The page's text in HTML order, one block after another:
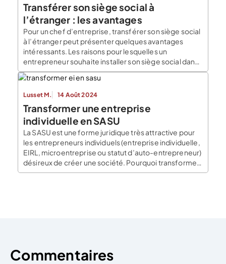
Transférer son siège social à
l’étranger : les avantages
Pour un chef d’entreprise, transférer son siège social
à l’étranger peut présenter quelques avantages
intéressants. Les raisons pour lesquelles un
entrepreneur souhaite installer son siège social dans
un pays étrangers peuvent être multiples. Il est par
exemple possible de profiter d’avantages fiscaux et
législatifs ou de conférer une certaine image de
marque à l’entreprise en […]
Lusset M. 14 Août 2024
Transformer une entreprise
individuelle en SASU
La SASU est une forme juridique très attractive pour
les entrepreneurs individuels (entreprise individuelle,
EIRL, microentreprise ou statut d’auto-entrepreneur)
désireux de créer une société. Pourquoi transformer
une entreprise individuelle en SASU ? Transformer
Commentaires